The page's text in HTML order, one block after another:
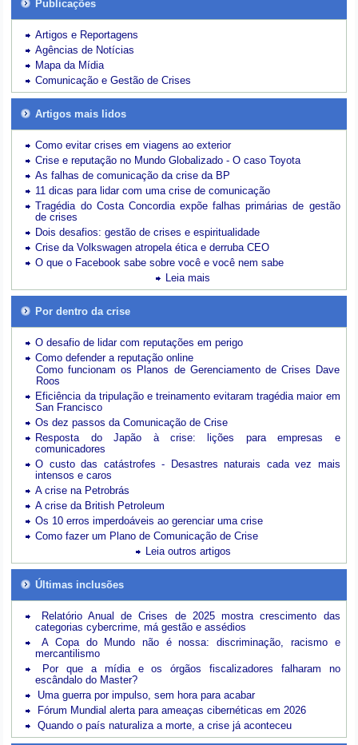
Publicações
Artigos e Reportagens
Agências de Notícias
Mapa da Mídia
Comunicação e Gestão de Crises
Artigos mais lidos
Como evitar crises em viagens ao exterior
Crise e reputação no Mundo Globalizado - O caso Toyota
As falhas de comunicação da crise da BP
11 dicas para lidar com uma crise de comunicação
Tragédia do Costa Concordia expõe falhas primárias de gestão
de crises
Dois desafios: gestão de crises e espiritualidade
Crise da Volkswagen atropela ética e derruba CEO
O que o Facebook sabe sobre você e você nem sabe
Leia mais
Por dentro da crise
O desafio de lidar com reputações em perigo
Como defender a reputação online
Como funcionam os Planos de Gerenciamento de Crises Dave
Roos
Eficiência da tripulação e treinamento evitaram tragédia maior em
San Francisco
Os dez passos da Comunicação de Crise
Resposta do Japão à crise: lições para empresas e
comunicadores
O custo das catástrofes -
Desastres naturais cada vez mais
intensos e caros
A crise na Petrobrás
A crise da British Petroleum
Os 10 erros imperdoáveis ao gerenciar uma crise
Como fazer um Plano de Comunicação de Crise
Leia outros artigos
Últimas inclusões
Relatório Anual de Crises de 2025 mostra crescimento das
categorias cybercrime, má gestão e assédios
A Copa do Mundo não é nossa: discriminação, racismo e
mercantilismo
Por que a mídia e os órgãos fiscalizadores falharam no
escândalo do Master?
Uma guerra por impulso, sem hora para acabar
Fórum Mundial alerta para ameaças cibernéticas em 2026
Quando o país naturaliza a morte, a crise já aconteceu